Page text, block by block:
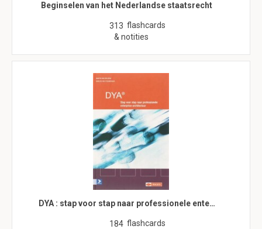
Beginselen van het Nederlandse staatsrecht
313 flashcards
& notities
DYA : stap voor stap naar professionele ente…
184 flashcards